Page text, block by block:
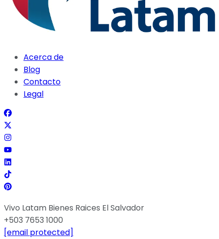
Acerca de
Blog
Contacto
Legal
Vivo Latam Bienes Raices El Salvador
+503 7653 1000
[email protected]